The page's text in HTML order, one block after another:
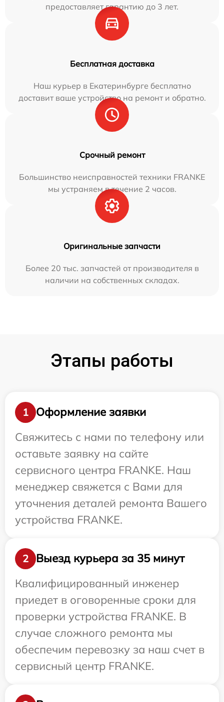
предоставляет гарантию до 3 лет.
Бесплатная доставка
Наш курьер в Екатеринбурге бесплатно
доставит ваше устройство на ремонт и обратно.
Срочный ремонт
Большинство неисправностей техники FRANKE
мы устраняем в течение 2 часов.
Оригинальные запчасти
Более 20 тыс. запчастей от производителя в
наличии на собственных складах.
Этапы работы
1
Оформление заявки
Свяжитесь с нами по телефону или
оставьте заявку на сайте
сервисного центра FRANKE. Наш
менеджер свяжется с Вами для
уточнения деталей ремонта Вашего
устройства FRANKE.
2
Выезд курьера за 35 минут
Квалифицированный инженер
приедет в оговоренные сроки для
проверки устройства FRANKE. В
случае сложного ремонта мы
обеспечим перевозку за наш счет в
сервисный центр FRANKE.